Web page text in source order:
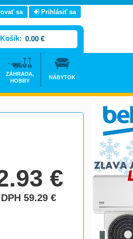
€
DPH 59.29€
sa Prihlásiť sa
Košík: 0.00 €
ZÁHRADA,
HOBBY
NÁBYTOK